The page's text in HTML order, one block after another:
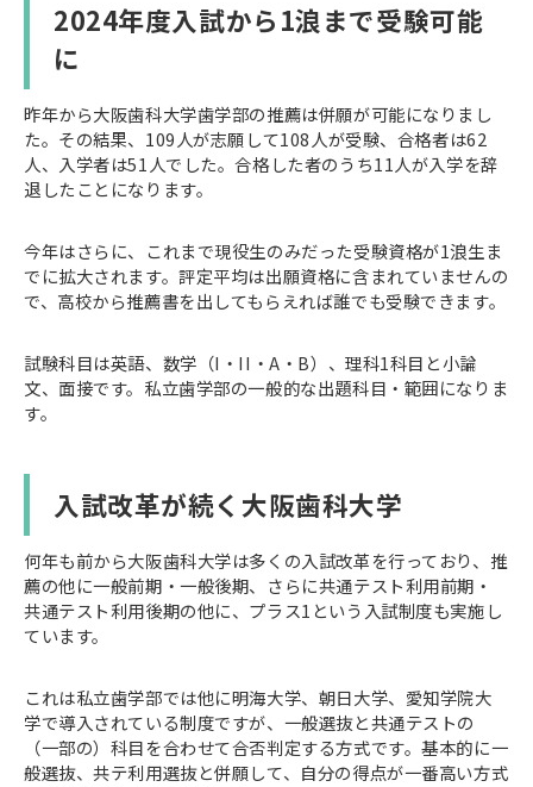
2024年度入試から1浪まで受験可能
に
昨年から大阪歯科大学歯学部の推薦は併願が可能になりまし
た。その結果、109人が志願して108人が受験、合格者は62
人、入学者は51人でした。合格した者のうち11人が入学を辞
退したことになります。
今年はさらに、これまで現役生のみだった受験資格が1浪生ま
でに拡大されます。評定平均は出願資格に含まれていませんの
で、高校から推薦書を出してもらえれば誰でも受験できます。
試験科目は英語、数学（I・II・A・B）、理科1科目と小論
文、面接です。私立歯学部の一般的な出題科目・範囲になりま
す。
入試改革が続く大阪歯科大学
何年も前から大阪歯科大学は多くの入試改革を行っており、推
薦の他に一般前期・一般後期、さらに共通テスト利用前期・
共通テスト利用後期の他に、プラス1という入試制度も実施し
ています。
これは私立歯学部では他に明海大学、朝日大学、愛知学院大
学で導入されている制度ですが、一般選抜と共通テストの
（一部の）科目を合わせて合否判定する方式です。基本的に一
般選抜、共テ利用選抜と併願して、自分の得点が一番高い方式